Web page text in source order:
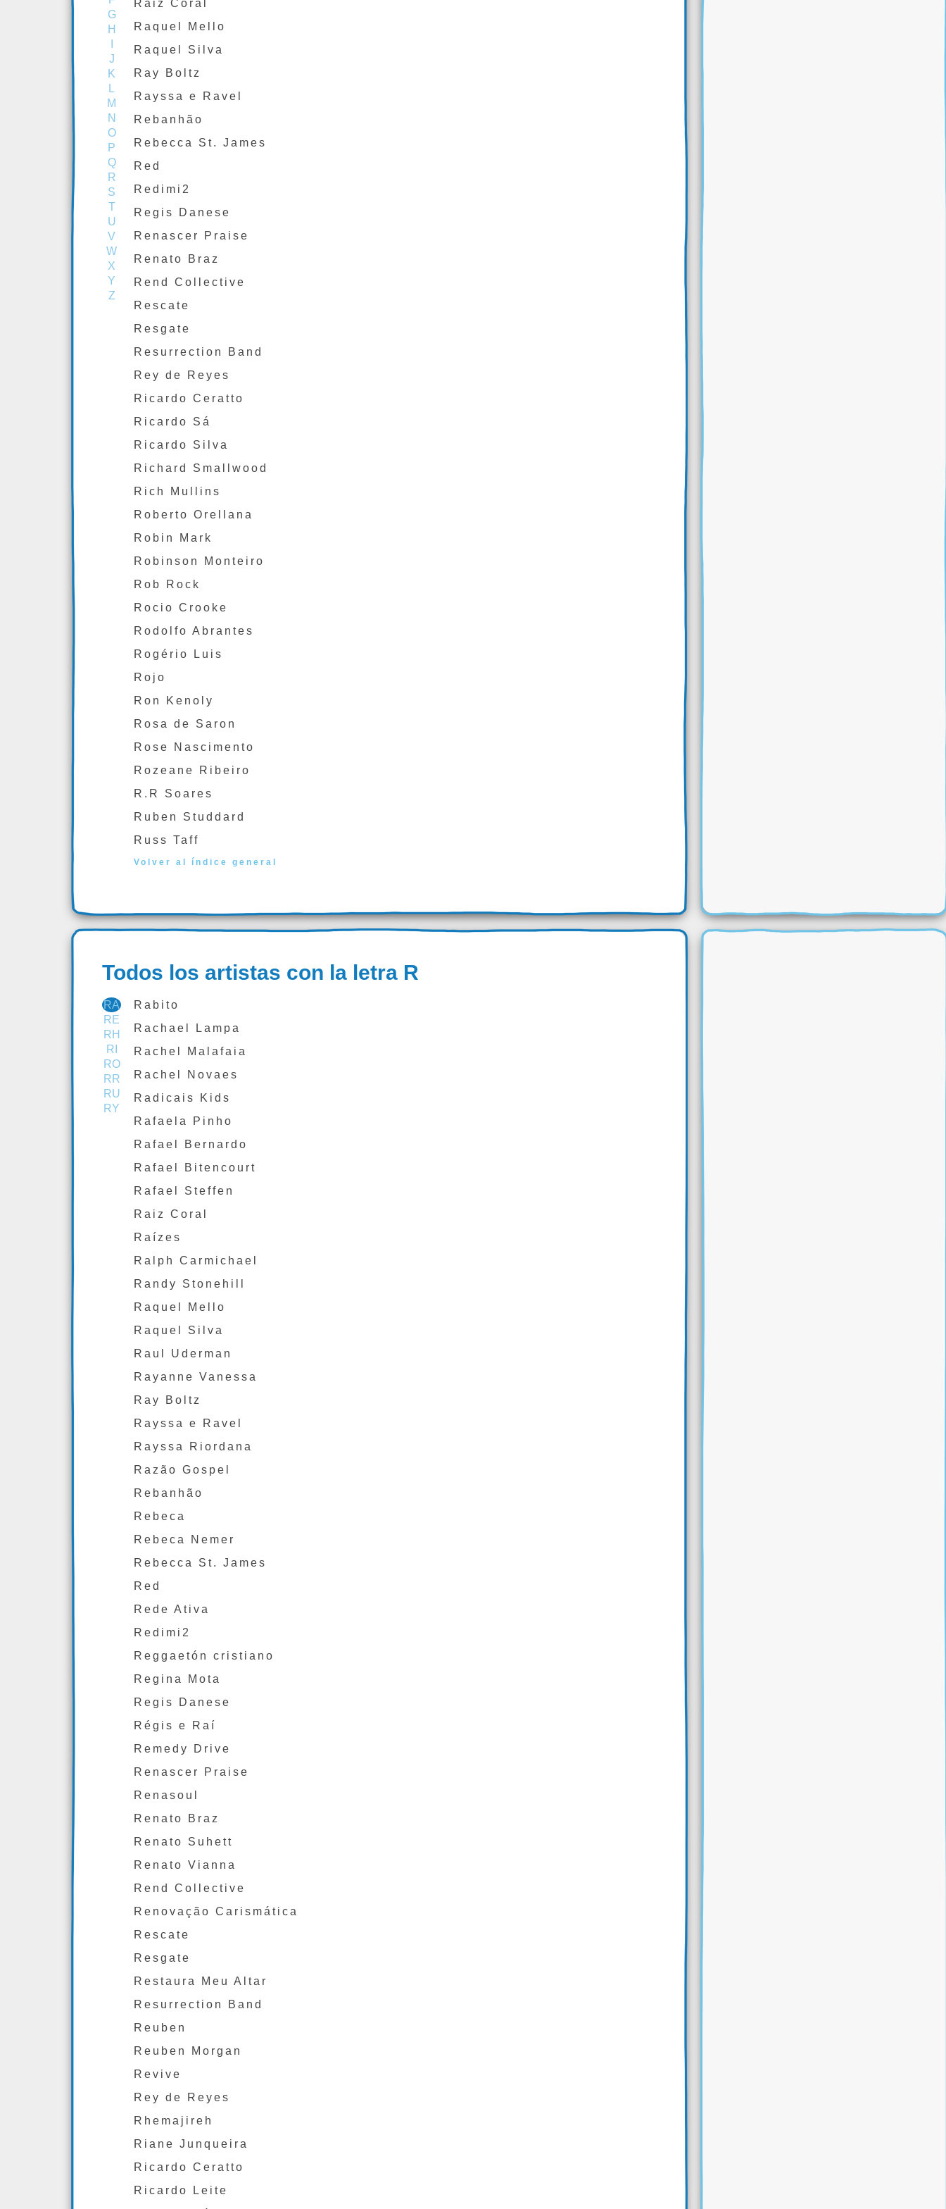
G
H
J
K
L
M
N
O
P
Q
R
S
T
U
V
W
X
Y
Z
Raiz Coral
Raquel Mello
Raquel Silva
Ray Boltz
Rayssa e Ravel
Rebanhão
Rebecca St. James
Red
Redimi2
Regis Danese
Renascer Praise
Renato Braz
Rend Collective
Rescate
Resgate
Resurrection Band
Rey de Reyes
Ricardo Ceratto
Ricardo Sá
Ricardo Silva
Richard Smallwood
Rich Mullins
Roberto Orellana
Robin Mark
Robinson Monteiro
Rob Rock
Rocio Crooke
Rodolfo Abrantes
Rogério Luis
Rojo
Ron Kenoly
Rosa de Saron
Rose Nascimento
Rozeane Ribeiro
R.R Soares
Ruben Studdard
Russ Taff
Volver al índice general
Todos los artistas con la letra R
RA
RE
RH
RI
RO
RR
RU
RY
Rabito
Rachael Lampa
Rachel Malafaia
Rachel Novaes
Radicais Kids
Rafaela Pinho
Rafael Bernardo
Rafael Bitencourt
Rafael Steffen
Raiz Coral
Raízes
Ralph Carmichael
Randy Stonehill
Raquel Mello
Raquel Silva
Raul Uderman
Rayanne Vanessa
Ray Boltz
Rayssa e Ravel
Rayssa Riordana
Razão Gospel
Rebanhão
Rebeca
Rebeca Nemer
Rebecca St. James
Red
Rede Ativa
Redimi2
Reggaetón cristiano
Regina Mota
Regis Danese
Régis e Raí
Remedy Drive
Renascer Praise
Renasoul
Renato Braz
Renato Suhett
Renato Vianna
Rend Collective
Renovação Carismática
Rescate
Resgate
Restaura Meu Altar
Resurrection Band
Reuben
Reuben Morgan
Revive
Rey de Reyes
Rhemajireh
Riane Junqueira
Ricardo Ceratto
Ricardo Leite